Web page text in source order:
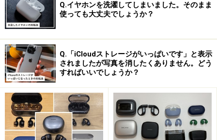
Q.イヤホンを洗濯してしまいました。そのまま
使っても大丈夫でしょうか？
Q.「iCloudストレージがいっぱいです」と表示
されましたが写真を消したくありません。どう
すればいいでしょうか？